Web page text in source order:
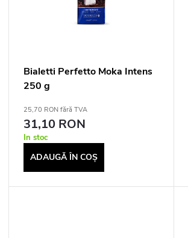
u
Bialetti Perfetto Moka Intens
250 g
25,70 RON fără TVA
31,10 RON
In stoc
ADAUGĂ ÎN COŞ